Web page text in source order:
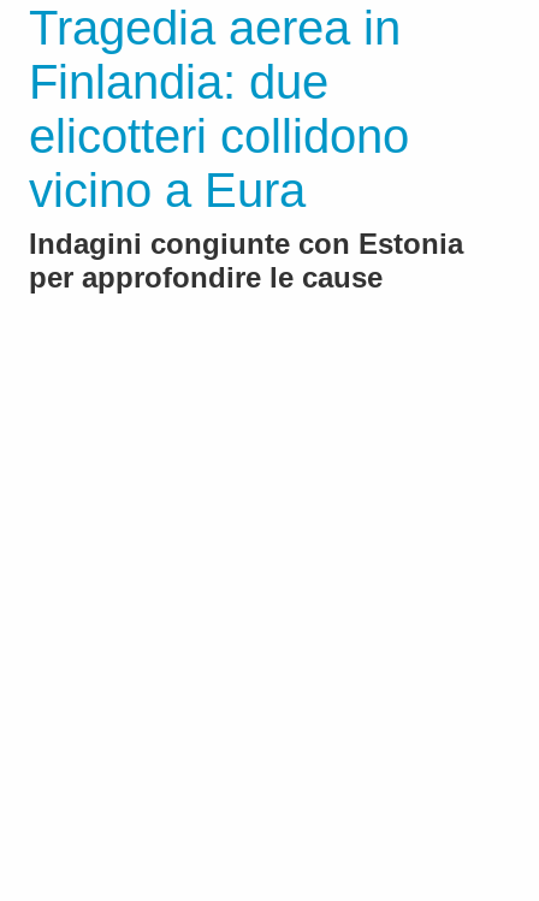
Tragedia aerea in
Finlandia: due
elicotteri collidono
vicino a Eura
Indagini congiunte con Estonia
per approfondire le cause